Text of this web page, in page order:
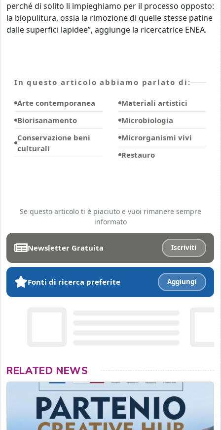
perché di solito li impieghiamo per il processo opposto:
la biopulitura, ossia la rimozione di quelle stesse patine
dalle superfici lapidee”, aggiunge la ricercatrice ENEA.
In questo articolo abbiamo parlato di:
Arte contemporanea
Biorisanamento
Conservazione beni
culturali
Materiali artistici
Microbiologia
Microrganismi vivi
Restauro
Se questo articolo ti è piaciuto e vuoi rimanere sempre
informato
Newsletter Gratuita Iscriviti
Fonti di ricerca preferite Aggiungi
RELATED NEWS